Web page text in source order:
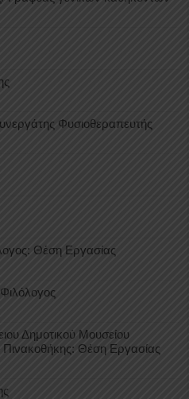
Φυσιοθεραπευτής
Θέση Εργασίας
Δημοτικού Μουσείου
Πινακοθήκης: Θέση Εργασίας